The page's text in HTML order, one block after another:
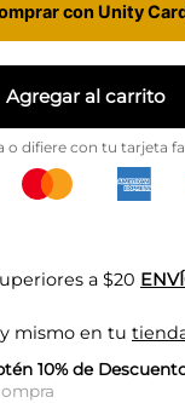
con Unity
Agregar al carrito
o difiere con tu tarjeta
a $20
mismo en tu
10% de